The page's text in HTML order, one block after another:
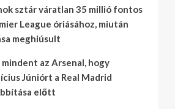
sztár váratlan 35 millió fontos
League óriásához, miután
meghiúsult
az Arsenal, hogy
Júniórt a Real Madrid
előtt